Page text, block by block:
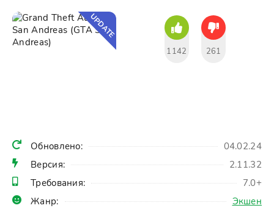
Обновлено:
04.02.24
Версия:
2.11.32
Требования:
7.0+
Жанр:
Экшен
UPDATE
1142 261